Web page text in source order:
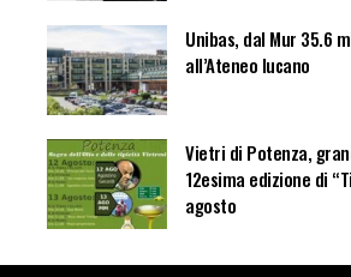
Unibas, dal Mur 35.6
all’Ateneo lucano
Vietri di Potenza,
12esima edizione di
agosto